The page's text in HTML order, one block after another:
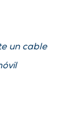
un cable